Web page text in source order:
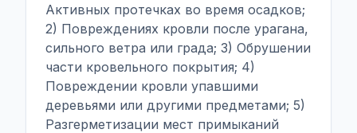
Активных протечках во время осадков;
2) Повреждениях кровли после урагана,
сильного ветра или града; 3) Обрушении
части кровельного покрытия; 4)
Повреждении кровли упавшими
деревьями или другими предметами; 5)
Разгерметизации мест примыканий